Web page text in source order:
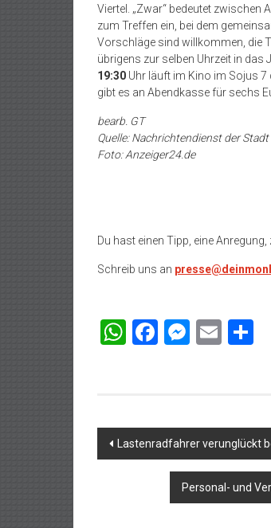
Viertel. „Zwar“ bedeutet zwischen
zum Treffen ein, bei dem
Vorschläge sind willkommen, die
übrigens zur selben Uhrzeit in das
19:30 Uhr läuft im Kino im Sojus 7
gibt es an Abendkasse für sechs
bearb. GT
Quelle: Nachrichtendienst der
Foto: Anzeiger24.de
Du hast einen Tipp, eine
Schreib uns an
WhatsApp
Facebook
Email
Lastenradfahrer verunglückt
Personal- und